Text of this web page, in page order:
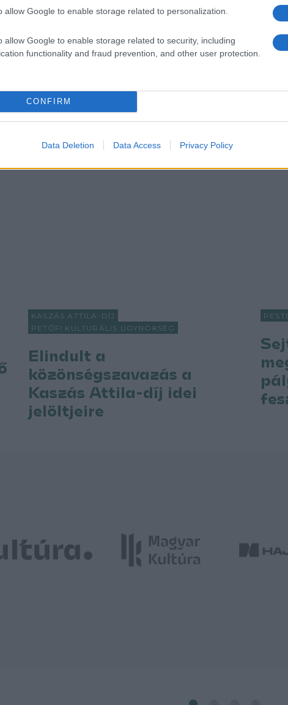
allow Google to enable storage related to personalization.
allow Google to enable storage related to security, including
functionality and fraud prevention, and other user protection.
CONFIRM
Data Deletion Data Access Privacy Policy
fárasztóak, de ha az ember belegondol, ezek
Falusi Mariann énekes, Szikora Róbert, az R-GO
életét és pályáját ismerhették meg a nézők,
az Irie Maffia énekesnője enged bepillantást az
KASZÁS ATTILA-DÍJ
PETŐFI KULTURÁLIS ÜGYNÖKSÉG
Elindult a
közönségszavazás a
Kaszás Attila-díj idei
jelöltjeire